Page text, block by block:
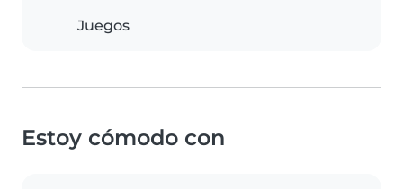
Juegos
Estoy cómodo con